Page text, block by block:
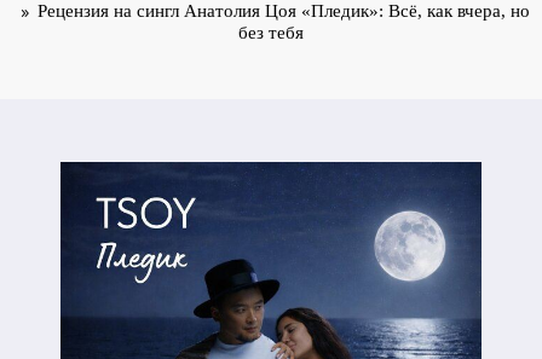
Рецензия на сингл Анатолия Цоя «Пледик»: Всё, как вчера, но
без тебя